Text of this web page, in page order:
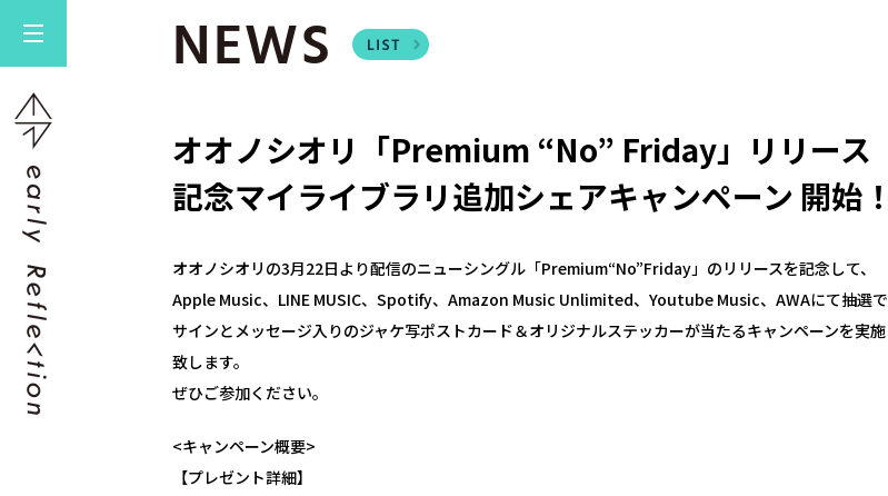
NEWS
オオノシオリ「Premium “No” Friday」リリース
記念マイライブラリ追加シェアキャンペーン 開始！
オオノシオリの3月22日より配信のニューシングル「Premium“No”Friday」のリリースを記念して、
Apple Music、LINE MUSIC、Spotify、Amazon Music Unlimited、Youtube Music、AWAにて抽選で
サインとメッセージ入りのジャケ写ポストカード＆オリジナルステッカーが当たるキャンペーンを実施
致します。
ぜひご参加ください。
<キャンペーン概要>
【プレゼント詳細】